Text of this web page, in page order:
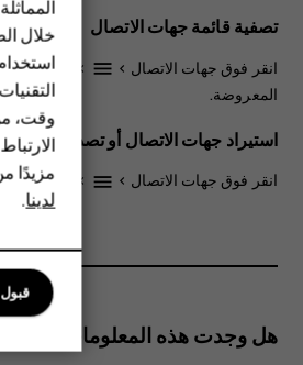
الأكسسوارات
HMD Terra M
HMD DUB
HMD Watch
تصفية قائمة جهات الاتصال
انقر فوق جهات الاتصال >
menu
>
settings
المعروضة.
استيراد جهات الاتصال أو تصديرها
انقر فوق جهات الاتصال >
menu
>
settings
هل وجدت هذه المعلومات مفيدة؟
خلال
وقت،
مزيدًا
لدينا.